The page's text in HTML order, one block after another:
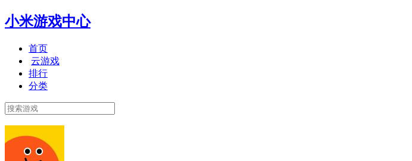
小米游戏中心
首页
云游戏
排行
分类